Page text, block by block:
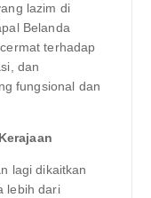
lazim di
Belanda
terhadap
dan
fungsional dan
lagi dikaitkan
lebih dari